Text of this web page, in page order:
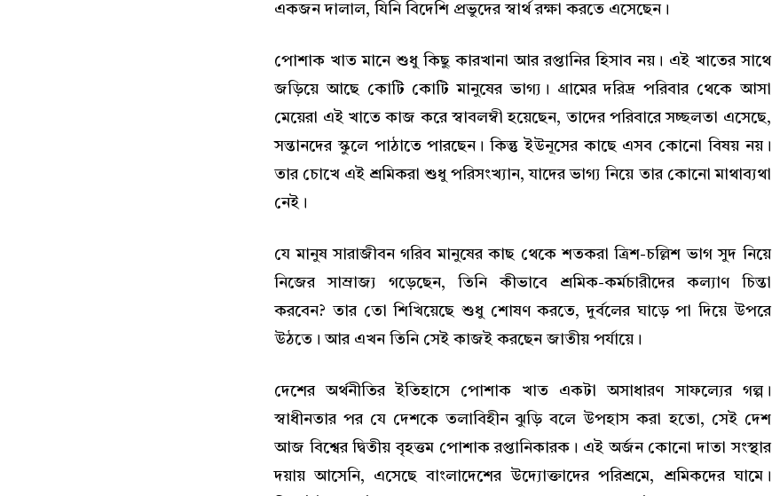
একজন দালাল, যিনি বিদেশি প্রভুদের স্বার্থ রক্ষা করতে এসেছেন।
পোশাক খাত মানে শুধু কিছু কারখানা আর রপ্তানির হিসাব নয়। এই খাতের সাথে
জড়িয়ে আছে কোটি কোটি মানুষের ভাগ্য। গ্রামের দরিদ্র পরিবার থেকে আসা
মেয়েরা এই খাতে কাজ করে স্বাবলম্বী হয়েছেন, তাদের পরিবারে সচ্ছলতা এসেছে,
সন্তানদের স্কুলে পাঠাতে পারছেন। কিন্তু ইউনূসের কাছে এসব কোনো বিষয় নয়।
তার চোখে এই শ্রমিকরা শুধু পরিসংখ্যান, যাদের ভাগ্য নিয়ে তার কোনো মাথাব্যথা
নেই।
যে মানুষ সারাজীবন গরিব মানুষের কাছ থেকে শতকরা ত্রিশ-চল্লিশ ভাগ সুদ নিয়ে
নিজের সাম্রাজ্য গড়েছেন, তিনি কীভাবে শ্রমিক-কর্মচারীদের কল্যাণ চিন্তা
করবেন? তার তো শিখিয়েছে শুধু শোষণ করতে, দুর্বলের ঘাড়ে পা দিয়ে উপরে
উঠতে। আর এখন তিনি সেই কাজই করছেন জাতীয় পর্যায়ে।
দেশের অর্থনীতির ইতিহাসে পোশাক খাত একটা অসাধারণ সাফল্যের গল্প।
স্বাধীনতার পর যে দেশকে তলাবিহীন ঝুড়ি বলে উপহাস করা হতো, সেই দেশ
আজ বিশ্বের দ্বিতীয় বৃহত্তম পোশাক রপ্তানিকারক। এই অর্জন কোনো দাতা সংস্থার
দয়ায় আসেনি, এসেছে বাংলাদেশের উদ্যোক্তাদের পরিশ্রমে, শ্রমিকদের ঘামে।